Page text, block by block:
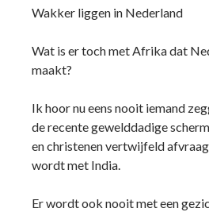
Wakker liggen in Nederland
Wat is er toch met Afrika dat
maakt?
Ik hoor nu eens nooit iemand
de recente gewelddadige
en christenen vertwijfeld
wordt met India.
Er wordt ook nooit met een